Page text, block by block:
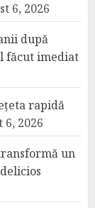
6, 2026
după
făcut imediat
rapidă
6, 2026
un